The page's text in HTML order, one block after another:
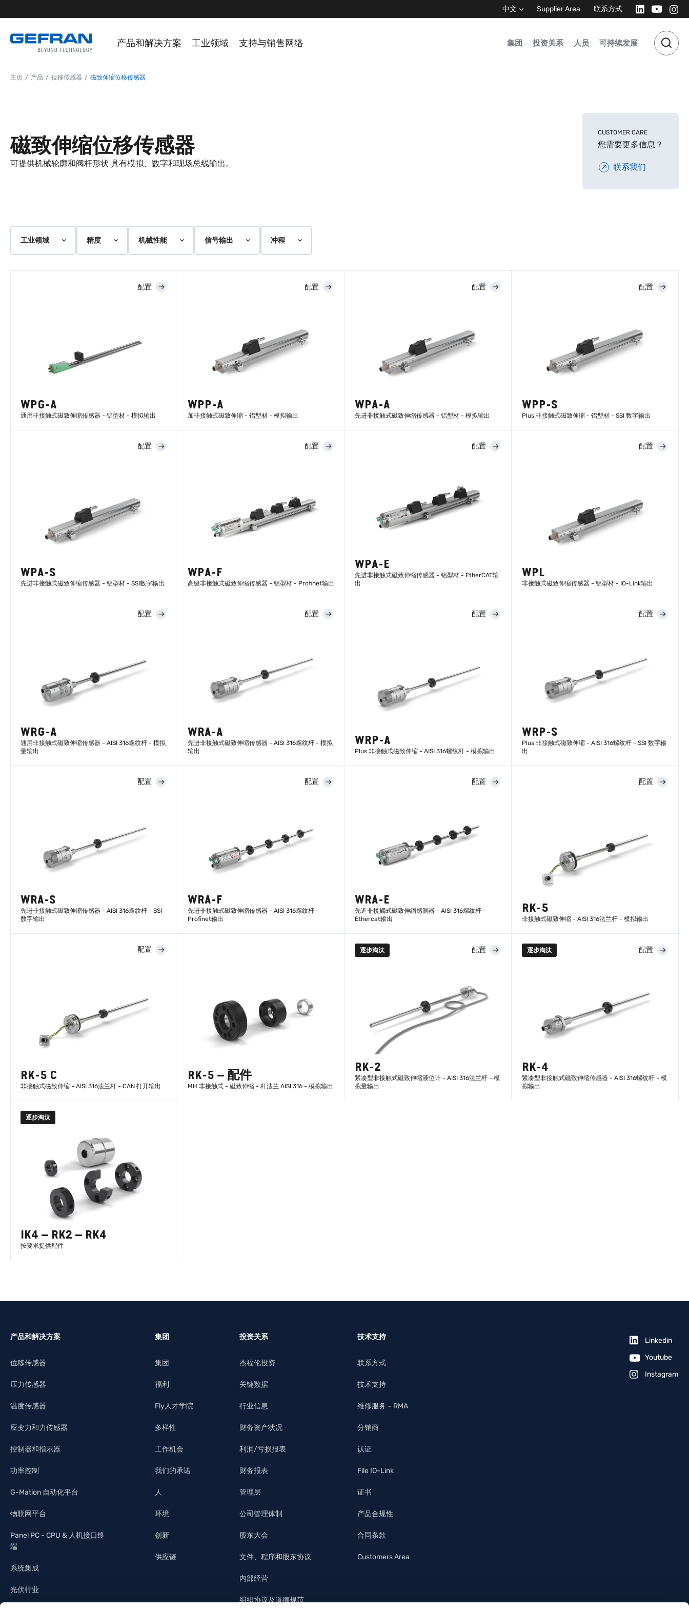
中文 Supplier Area 联系方式
产品和解决方案 工业领域 支持与销售网络 集团 投资关系 人员 可持续发展
主页 产品 位移传感器 磁致伸缩位移传感器
磁致伸缩位移传感器
可提供机械轮廓和阀杆形状 具有模拟、数字和现场总线输出。
CUSTOMER CARE
您需要更多信息？
联系我们
工业领域 精度 机械性能 信号输出 冲程
配置
WPG-A
通用非接触式磁致伸缩传感器 - 铝型材 - 模拟输出
配置
WPP-A
加非接触式磁致伸缩 - 铝型材 - 模拟输出
配置
WPA-A
先进非接触式磁致伸缩传感器 - 铝型材 - 模拟输出
配置
WPP-S
Plus 非接触式磁致伸缩 - 铝型材 - SSI 数字输出
配置
WPA-S
先进非接触式磁致伸缩传感器 - 铝型材 - SSI数字输出
配置
WPA-F
高级非接触式磁致伸缩传感器 - 铝型材 - Profinet输出
配置
WPA-E
先进非接触式磁致伸缩传感器 - 铝型材 - EtherCAT输
出
配置
WPL
非接触式磁致伸缩传感器 - 铝型材 - IO-Link输出
配置
WRG-A
通用非接触式磁致伸缩传感器 - AISI 316螺纹杆 - 模拟
量输出
配置
WRA-A
先进非接触式磁致伸缩传感器 - AISI 316螺纹杆 - 模拟
输出
配置
WRP-A
Plus 非接触式磁致伸缩 - AISI 316螺纹杆 - 模拟输出
配置
WRP-S
Plus 非接触式磁致伸缩 - AISI 316螺纹杆 - SSI 数字输
出
配置
WRA-S
先进非接触式磁致伸缩传感器 - AISI 316螺纹杆 - SSI
数字输出
配置
WRA-F
先进非接触式磁致伸缩传感器 - AISI 316螺纹杆 -
Profinet输出
配置
WRA-E
先進非接觸式磁致伸縮感測器 - AISI 316螺纹杆 -
Ethercat输出
配置
RK-5
非接触式磁致伸缩 - AISI 316法兰杆 - 模拟输出
配置
RK-5 C
非接触式磁致伸缩 - AISI 316法兰杆 - CAN 打开输出
RK-5 – 配件
MH 非接触式 - 磁致伸缩 - 杆法兰 AISI 316 - 模拟输出
逐步淘汰 配置
RK-2
紧凑型非接触式磁致伸缩液位计 - AISI 316法兰杆 - 模
拟量输出
逐步淘汰 配置
RK-4
紧凑型非接触式磁致伸缩传感器 - AISI 316螺纹杆 - 模
拟输出
逐步淘汰
IK4 – RK2 – RK4
按要求提供配件
产品和解决方案
位移传感器
压力传感器
温度传感器
应变力和力传感器
控制器和指示器
功率控制
G-Mation 自动化平台
物联网平台
Panel PC - CPU & 人机接口终
端
系统集成
光伏行业
集团
集团
福利
Fly人才学院
多样性
工作机会
我们的承诺
人
环境
创新
供应链
投资关系
杰福伦投资
关键数据
行业信息
财务资产状况
利润/亏损报表
财务报表
管理层
公司管理体制
股东大会
文件、程序和股东协议
内部经营
组织协议及道德规范
技术支持
联系方式
技术支持
维修服务 – RMA
分销商
认证
File IO-Link
证书
产品合规性
合同条款
Customers Area
Linkedin
Youtube
Instagram